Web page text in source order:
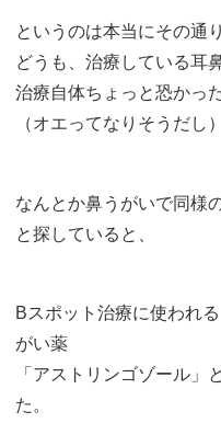
というのは本当にその通
どうも、治療している耳
治療自体ちょっと恐かっ
（オエってなりそうだし）
なんとか鼻うがいで同様
と探していると、
Bスポット治療に使われ
がい薬
「アストリンゴゾール」
た。